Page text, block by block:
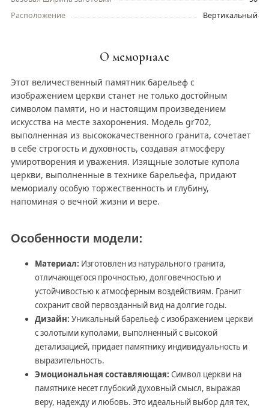
Расположение
Вертикальный
О мемориале
Этот величественный памятник барельеф с
изображением церкви станет не только достойным
символом памяти, но и настоящим произведением
искусства на месте захоронения. Модель gr702,
выполненная из высококачественного гранита, сочетает
в себе строгость и духовность, создавая атмосферу
умиротворения и уважения. Изящные золотые купола
церкви, выполненные в технике барельефа, придают
мемориалу особую торжественность и глубину,
напоминая о вечной жизни и вере.
Особенности модели:
Материал: Изготовлен из натурального гранита,
отличающегося прочностью, долговечностью и
устойчивостью к атмосферным воздействиям. Гранит
сохранит свой первозданный вид на долгие годы.
Дизайн: Уникальный барельеф с изображением церкви
с золотыми куполами, выполненный с высокой
детализацией, придает памятнику индивидуальность и
выразительность.
Эмоциональная составляющая: Символ церкви на
памятнике несет глубокий духовный смысл, выражая
веру, надежду и любовь. Это идеальный выбор для тех,